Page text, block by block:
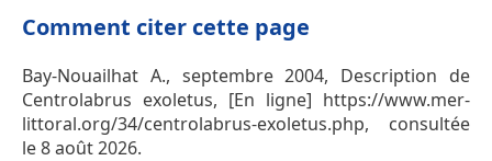
Comment citer cette page
Bay-Nouailhat A., septembre 2004, Description de
Centrolabrus exoletus, [En ligne] https://www.mer-
littoral.org/34/centrolabrus-exoletus.php, consultée
le 8 août 2026.